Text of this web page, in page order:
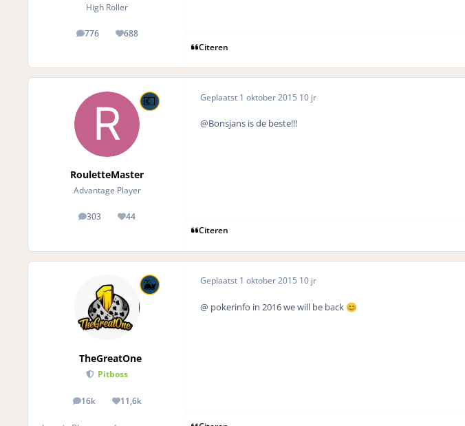
High Roller
776
posts 688
Reputation
Citeren
RouletteMaster
Advantage Player
303
posts 44
Reputation
Geplaatst 1 oktober 2015 10 jr
@Bonsjans is de beste!!!
Citeren
TheGreatOne
Pitboss
16k
posts 11,6k
Reputation
Geplaatst 1 oktober 2015 10 jr
@ pokerinfo in 2016 we will be back 😊